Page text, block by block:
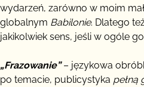
wydarzeń, zarówno w moim
globalnym Babilonie. Dlatego
jakikolwiek sens, jeśli w ogóle
„Frazowanie”– językowa
po temacie, publicystyka pełną